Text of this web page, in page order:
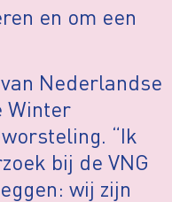
en om een
Nederlandse
Winter
“Ik
bij de VNG
wij zijn